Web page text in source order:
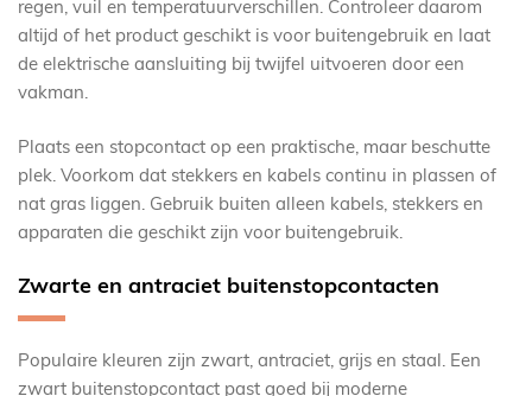
regen, vuil en temperatuurverschillen. Controleer daarom
altijd of het product geschikt is voor buitengebruik en laat
de elektrische aansluiting bij twijfel uitvoeren door een
vakman.
Plaats een stopcontact op een praktische, maar beschutte
plek. Voorkom dat stekkers en kabels continu in plassen of
nat gras liggen. Gebruik buiten alleen kabels, stekkers en
apparaten die geschikt zijn voor buitengebruik.
Zwarte en antraciet buitenstopcontacten
Populaire kleuren zijn zwart, antraciet, grijs en staal. Een
zwart buitenstopcontact past goed bij moderne